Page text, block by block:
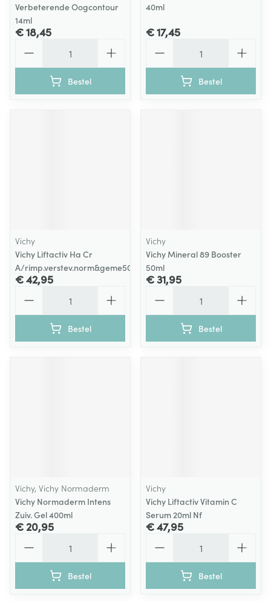
Verbeterende Oogcontour
14ml
€ 18,45
Bestel
40ml
€ 17,45
Bestel
Vichy
Vichy Liftactiv Ha Cr
A/rimp.verstev.norm&geme50ml
€ 42,95
Bestel
Vichy
Vichy Mineral 89 Booster
50ml
€ 31,95
Bestel
Vichy, Vichy Normaderm
Vichy Normaderm Intens
Zuiv. Gel 400ml
€ 20,95
Bestel
Vichy
Vichy Liftactiv Vitamin C
Serum 20ml Nf
€ 47,95
Bestel